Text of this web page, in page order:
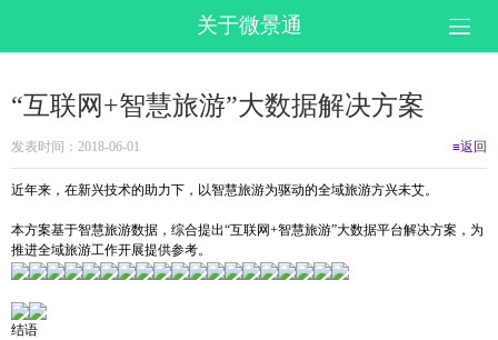
关于微景通
“互联网+智慧旅游”大数据解决方案
发表时间：2018-06-01 ≡返回
近年来，在新兴技术的助力下，以智慧旅游为驱动的全域旅游方兴未艾。
本方案基于智慧旅游数据，综合提出“互联网+智慧旅游”大数据平台解决方案，为
推进全域旅游工作开展提供参考。
结语